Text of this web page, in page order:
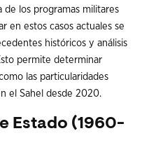
los programas militares
en estos casos actuales se
históricos y análisis
permite determinar
las particularidades
el Sahel desde 2020.
Estado (1960-